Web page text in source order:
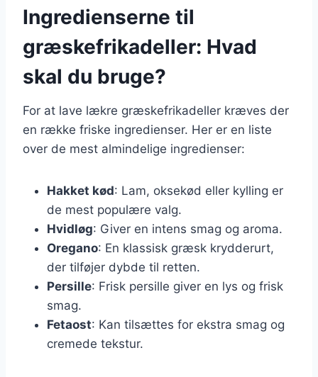
Ingredienserne til
græskefrikadeller: Hvad
skal du bruge?
For at lave lækre græskefrikadeller kræves der
en række friske ingredienser. Her er en liste
over de mest almindelige ingredienser:
Hakket kød: Lam, oksekød eller kylling er
de mest populære valg.
Hvidløg: Giver en intens smag og aroma.
Oregano: En klassisk græsk krydderurt,
der tilføjer dybde til retten.
Persille: Frisk persille giver en lys og frisk
smag.
Fetaost: Kan tilsættes for ekstra smag og
cremede tekstur.